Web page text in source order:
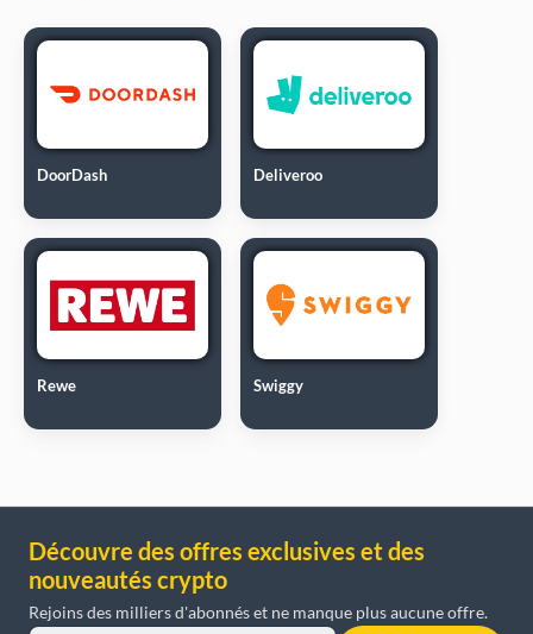
DoorDash Deliveroo
Rewe Swiggy
Découvre des offres exclusives et des
nouveautés crypto
Rejoins des milliers d'abonnés et ne manque plus aucune offre.